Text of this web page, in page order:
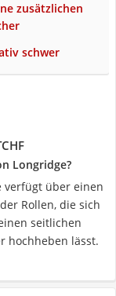
zusätzlichen
schwer
Longridge?
verfügt über einen
Rollen, die sich
seitlichen
hochheben lässt.